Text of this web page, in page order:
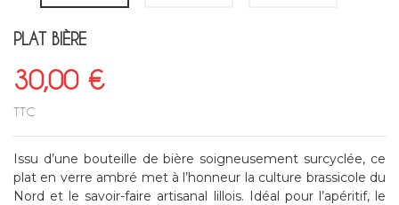
PLAT BIÈRE
30,00 €
TTC
Issu d’une bouteille de bière soigneusement surcyclée, ce
plat en verre ambré met à l’honneur la culture brassicole du
Nord et le savoir-faire artisanal lillois. Idéal pour l’apéritif, le